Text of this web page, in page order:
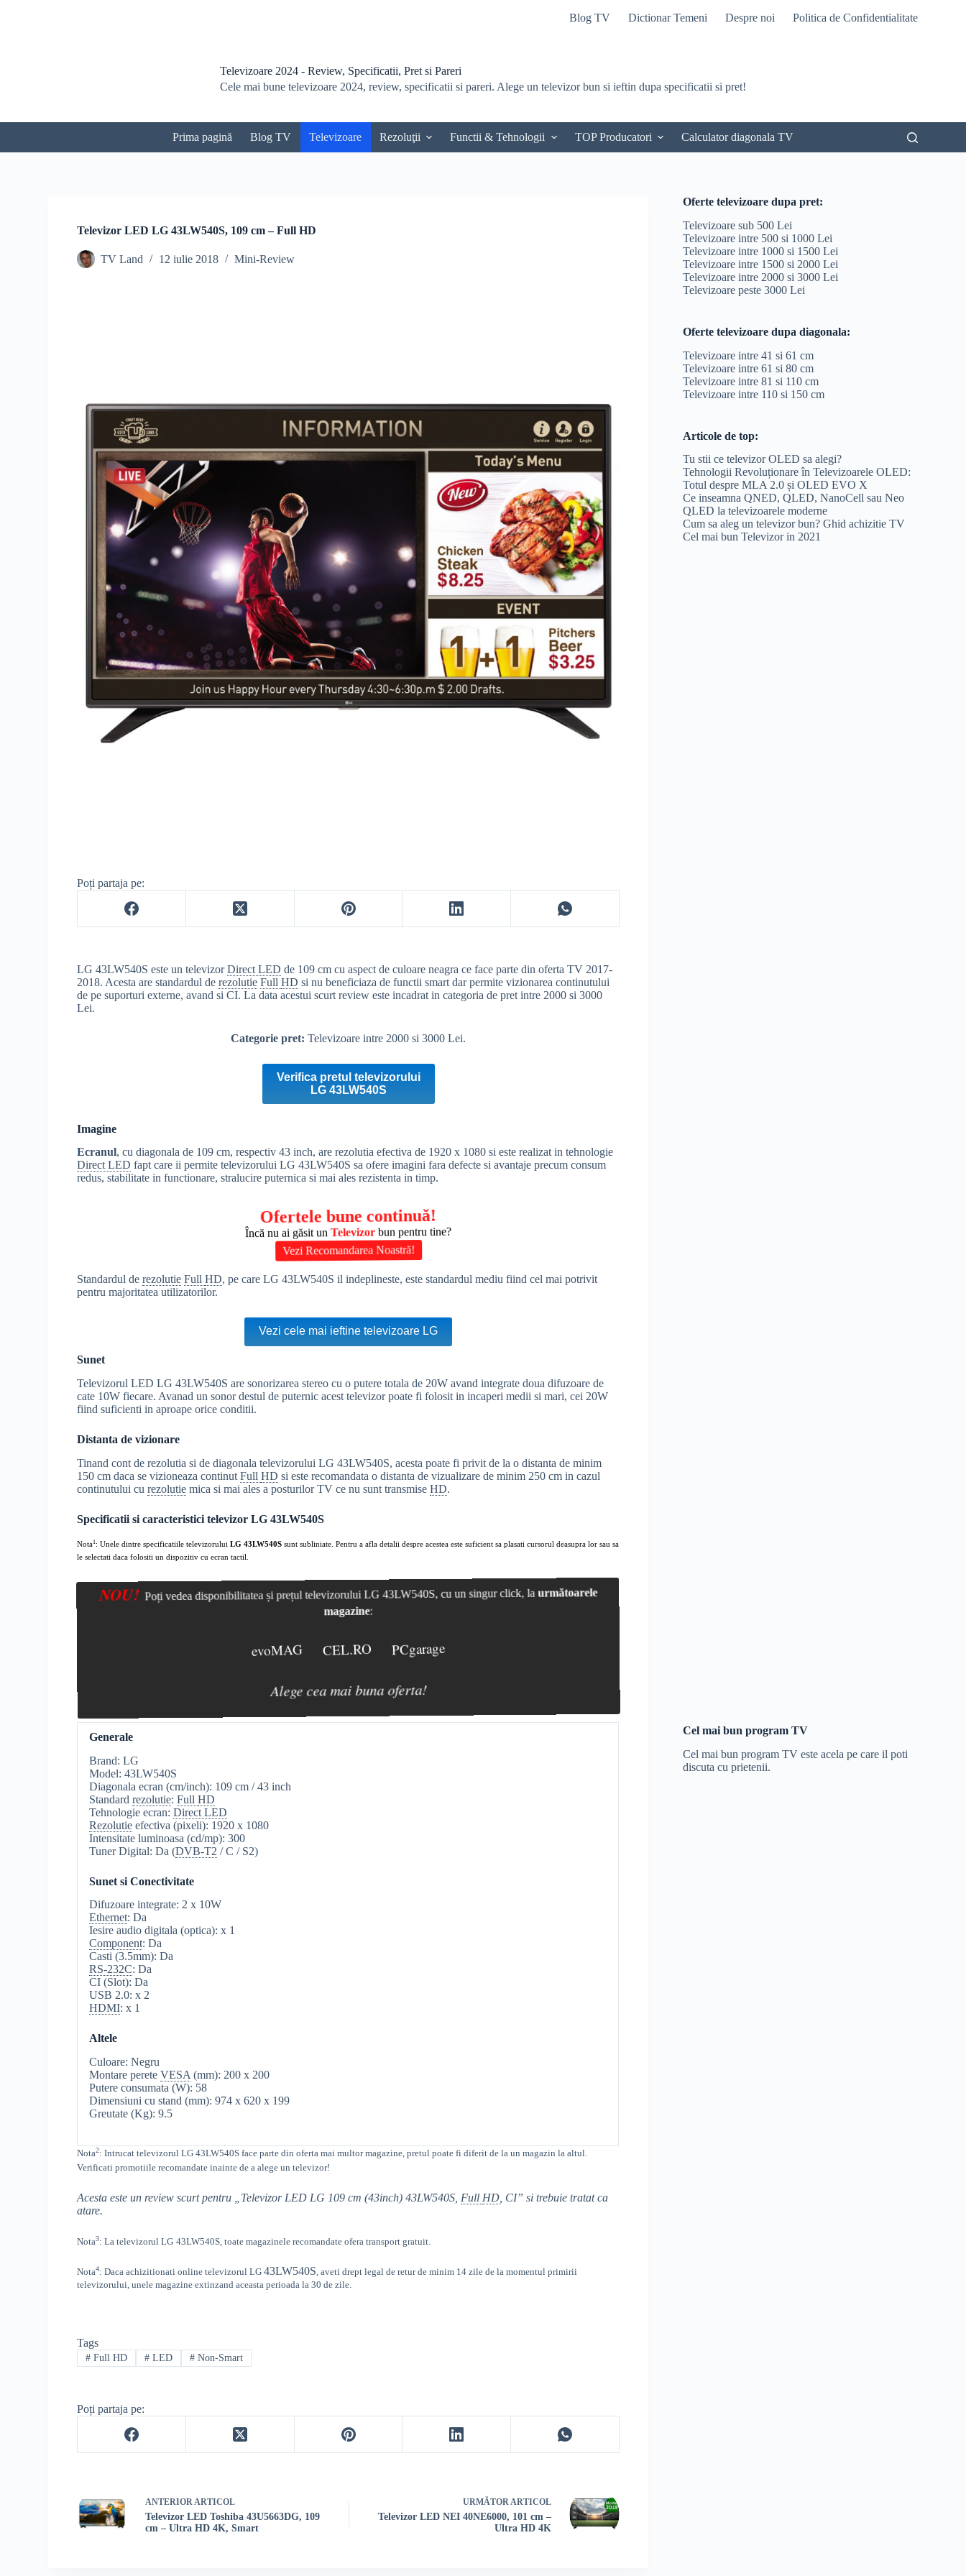
n
Blog TV Dictionar Temeni Despre noi Politica de Confidentialitate
Televizoare 2024 - Review, Specificatii, Pret si Pareri
Cele mai bune televizoare 2024, review, specificatii si pareri. Alege un televizor bun si ieftin dupa specificatii si pret!
Prima pagină Blog TV Televizoare Rezoluţii Functii & Tehnologii TOP Producatori Calculator diagonala TV
Televizor LED LG 43LW540S, 109 cm – Full HD
TV Land 12 iulie 2018 Mini-Review
Poți partaja pe:
LG 43LW540S este un televizorDirect LED de 109 cm cu aspect de culoare neagra ce face parte din oferta TV 2017-
2018. Acesta are standardul derezolutie FullHD si nu beneficiaza de functii smart dar permite vizionarea continutului
de pe suporturi externe, avand si CI. La data acestui scurt review este incadrat in categoria de pret intre 2000 si 3000
Lei.
Categorie pret:Televizoare intre 2000 si 3000 Lei.
Verifica pretul televizorului
LG 43LW540S
Imagine
Ecranul, cu diagonala de 109 cm, respectiv 43 inch, are rezolutia efectiva de 1920 x 1080 si este realizat in tehnologie
Direct LED fapt care ii permite televizorului LG 43LW540S sa ofere imagini fara defecte si avantaje precum consum
redus, stabilitate in functionare, stralucire puternica si mai ales rezistenta in timp.
Ofertele bune continuă!
Încă nu ai găsit unTelevizorbun pentru tine?
Vezi Recomandarea Noastră!
Standardul derezolutie FullHD, pe care LG 43LW540S il indeplineste, este standardul mediu fiind cel mai potrivit
pentru majoritatea utilizatorilor.
Vezi cele mai ieftine televizoare LG
Sunet
Televizorul LED LG 43LW540S are sonorizarea stereo cu o putere totala de 20W avand integrate doua difuzoare de
cate 10W fiecare. Avanad un sonor destul de puternic acest televizor poate fi folosit in incaperi medii si mari, cei 20W
fiind suficienti in aproape orice conditii.
Distanta de vizionare
Tinand cont de rezolutia si de diagonala televizorului LG 43LW540S, acesta poate fi privit de la o distanta de minim
150 cm daca se vizioneaza continutFullHD si este recomandata o distanta de vizualizare de minim 250 cm in cazul
continutului curezolutie mica si mai ales a posturilor TV ce nu sunt transmiseHD.
Specificatii si caracteristici televizor LG 43LW540S
Nota1: Unele dintre specificatiile televizoruluiLG 43LW540S sunt subliniate. Pentru a afla detalii despre acestea este suficient sa plasati cursorul deasupra lor sau sa
le selectati daca folositi un dispozitiv cu ecran tactil.
NOU! Poți vedea disponibilitatea și prețul televizorului LG 43LW540S, cu un singur click, laurmătoarele
magazine:
evoMAG CEL.RO PCgarage
Alege cea mai buna oferta!
Generale
Brand: LG
Model: 43LW540S
Diagonala ecran (cm/inch): 109 cm / 43 inch
Standardrezolutie:FullHD
Tehnologie ecran:Direct LED
Rezolutie efectiva (pixeli): 1920 x 1080
Intensitate luminoasa (cd/mp): 300
Tuner Digital: Da (DVB-T2 / C / S2)
Sunet si Conectivitate
Difuzoare integrate: 2 x 10W
Ethernet: Da
Iesire audio digitala (optica): x 1
Component: Da
Casti (3.5mm): Da
RS-232C: Da
CI (Slot): Da
USB 2.0: x 2
HDMI: x 1
Altele
Culoare: Negru
Montare pereteVESA (mm): 200 x 200
Putere consumata (W): 58
Dimensiuni cu stand (mm): 974 x 620 x 199
Greutate (Kg): 9.5
Nota2: Intrucat televizorulLG43LW540S face parte din oferta mai multor magazine, pretul poate fi diferit de la un magazin la altul
Verificati promotiile recomandate inainte de a alege un televizor!
Acesta este un review scurt pentru „Televizor LED LG 109 cm (43inch) 43LW540S, Full HD , CI” si trebuie tratat ca
atare.
Nota3: La televizorulLG 43LW540S, toate magazinele recomandate ofera transport gratuit.
Nota4: Daca achizitionati online televizorulLG 43LW540S aveti drept legal de retur de minim 14 zile de la momentul primirii
televizorului, unele magazine extinzand aceasta perioada la 30 de zile.
Tags
# Full HD #LED #Non-Smart
Poți partaja pe:
ANTERIOR ARTICOL
Televizor LED Toshiba 43U5663DG, 109
cm – Ultra HD 4K, Smart
URMĂTOR ARTICOL
Televizor LED NEI 40NE6000, 101 cm –
Ultra HD 4K
Oferte televizoare dupa pret:
Televizoare sub 500 Lei
Televizoare intre 500 si 1000 Lei
Televizoare intre 1000 si 1500 Lei
Televizoare intre 1500 si 2000 Lei
Televizoare intre 2000 si 3000 Lei
Televizoare peste 3000 Lei
Oferte televizoare dupa diagonala:
Televizoare intre 41 si 61 cm
Televizoare intre 61 si 80 cm
Televizoare intre 81 si 110 cm
Televizoare intre 110 si 150 cm
Articole de top:
Tu stii ce televizor OLED sa alegi?
Tehnologii Revoluționare în Televizoarele OLED:
Totul despre MLA 2.0 și OLED EVO X
Ce inseamna QNED, QLED, NanoCell sau Neo
QLED la televizoarele moderne
Cum sa aleg un televizor bun? Ghid achizitie TV
Cel mai bun Televizor in 2021
Cel mai bun program TV
Cel mai bun program TV este acela pe care il poti
discuta cu prietenii.